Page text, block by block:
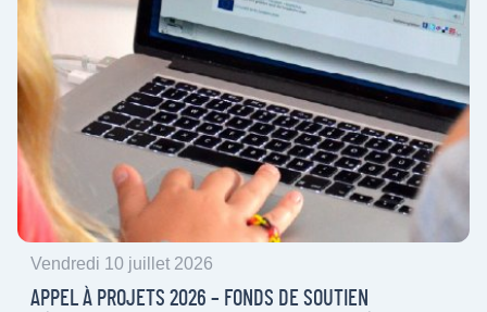
Vendredi 10 juillet 2026
APPEL À PROJETS 2026 – FONDS DE SOUTIEN